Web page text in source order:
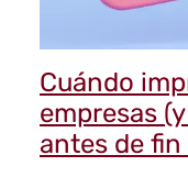
Cuándo
empresas
antes de fin